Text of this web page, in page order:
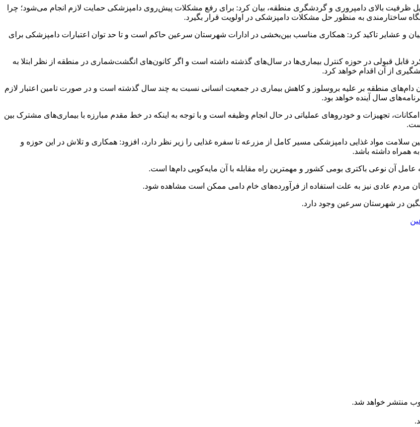
ظرفیت بالای دامپروری و گردشگری منطقه، بیان کرد: برای رفع مشکلات پیش‌روی دامپزشکی حمایت لازم انجام می‌شود؛ چرا
ساختارمندی به منظور حل مشکلات دامپزشکی در اولویت قرار بگیرد.
و عشایر تاکید کرد: همکاری مناسب بین‌بخشی در ادارات شهرستان سرعین حاکم است و تا حد توان اعتبارات دامپزشکی برای
قابل قبولی در حوزه کنترل بیماری‌ها در سال‌های گذشته داشته است و اگر کانون‌های انگشت‌شماری در منطقه از نظر ابتلا به
از آن اقدام خواهد کرد.
دام‌های منطقه بر علیه بروسلوز و کاهش بیماری در جمعیت انسانی نسبت به چند سال گذشته است و در صورت تامین اعتبار لازم
سال آینده خواهد بود.
تجهیزات و خودروهای عملیاتی در حال انجام وظیفه است و با توجه به اینکه در خط مقدم مبارزه با بیماری‌های مشترک بین
سلامت مواد غذایی دامپزشکی مسیر کامل از مزرعه تا سفره غذایی را زیر نظر دارد، افزود: همکاری و تلاش در این حوزه و
همراه داشته باشد.
آن نوعی باکتری بومی کشور و مهمترین راه مقابله با آن مایه‌کوبی دام‌ها است.
مردم عادی نیز به علت استفاده از فرآورده‌های خام دامی ممکن است مشاهده شود.
منتشر خواهد شد.